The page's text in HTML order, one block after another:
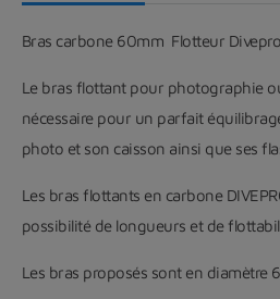
Bras carbone 60mm Flotteur
Le bras flottant pour photographie
nécessaire pour un parfait
photo et son caisson ainsi que ses
Les bras flottants en carbone
possibilité de longueurs et de
Les bras proposés sont en diamètre